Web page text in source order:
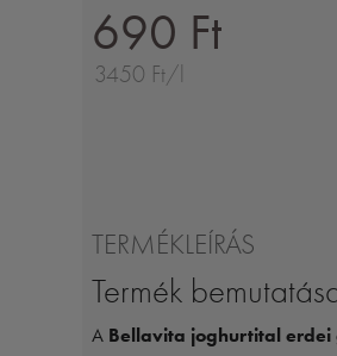
690 Ft
3450 Ft/l
TERMÉKLEÍRÁS
Termék
A Bellavita joghurtital erdei